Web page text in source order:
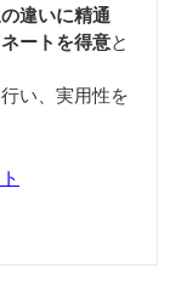
違いに精通
ートを得意と
い、実用性を